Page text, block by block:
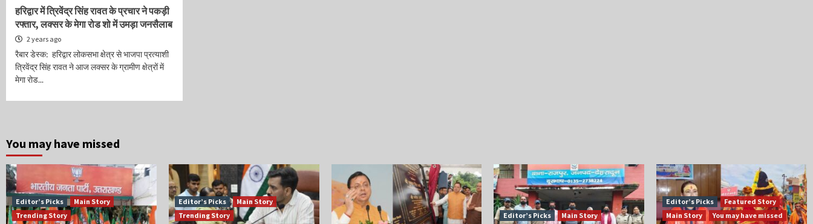
हरिद्वार में त्रिवेंद्र सिंह रावत के प्रचार ने पकड़ी
रफ्तार, लक्सर के मेगा रोड शो में उमड़ा जनसैलाब
2 years ago
रैबार डेस्क: हरिद्वार लोकसभा क्षेत्र से भाजपा प्रत्याशी
त्रिवेंद्र सिंह रावत ने आज लक्सर के ग्रामीण क्षेत्रों में
मेगा रोड...
You may have missed
Editor’s Picks
Main Story
Trending Story
Editor’s Picks
Main Story
Trending Story
Editor’s Picks
Main Story
Editor’s Picks
Featured Story
Main Story
You may have missed